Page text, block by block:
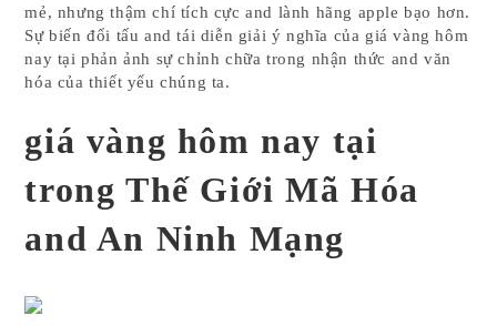
mẻ, nhưng thậm chí tích cực and lành hãng apple bạo hơn.
Sự biến đổi tấu and tái diễn giải ý nghĩa của giá vàng hôm
nay tại phản ảnh sự chỉnh chữa trong nhận thức and văn
hóa của thiết yếu chúng ta.
giá vàng hôm nay tại
trong Thế Giới Mã Hóa
and An Ninh Mạng